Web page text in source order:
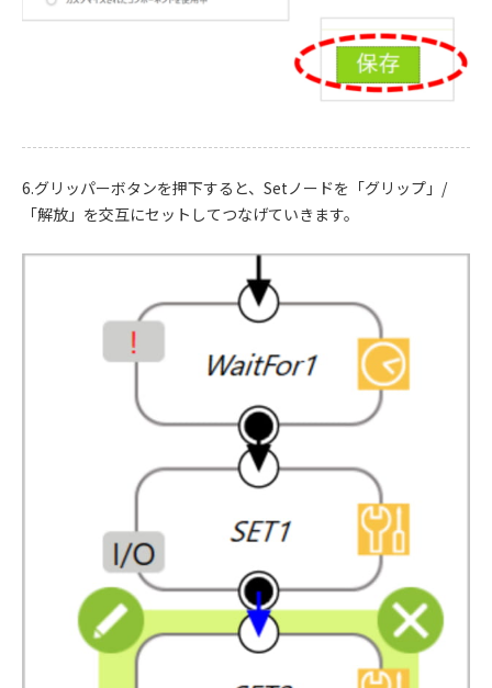
6.グリッパーボタンを押下すると、Setノードを「グリップ」/
「解放」を交互にセットしてつなげていきます。